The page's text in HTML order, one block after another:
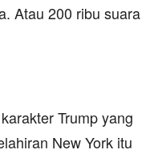
Atau 200 ribu suara
Trump yang
New York itu